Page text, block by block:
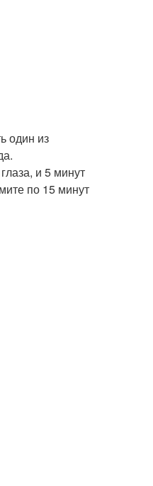
один из
и 5 минут
по 15 минут